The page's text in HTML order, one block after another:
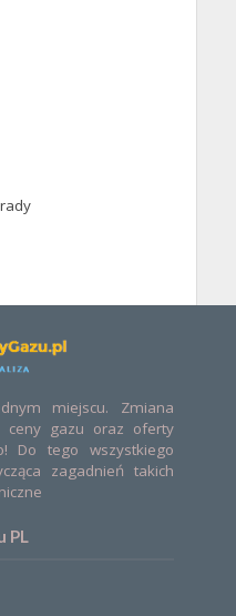
miejscu. Zmiana
ceny gazu oraz oferty
Do tego wszystkiego
zagadnień takich
PL